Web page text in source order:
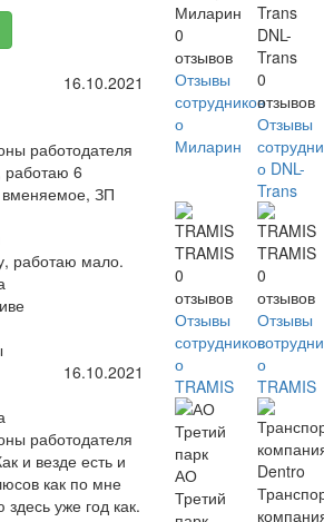
16.10.2021
работодателя
работаю 6
вменяемое, ЗП
работаю мало.
16.10.2021
работодателя
и везде есть и
как по мне
уже год как.
Миларин
0
отзывов
Отзывы
сотрудников
о
Миларин
DNL-
Trans
0
отзывов
Отзывы
о DNL-
Trans
TRAMIS
0
отзывов
Отзывы
сотрудников
о
TRAMIS
TRAMIS
0
отзывов
Отзывы
о
TRAMIS
АО
Третий